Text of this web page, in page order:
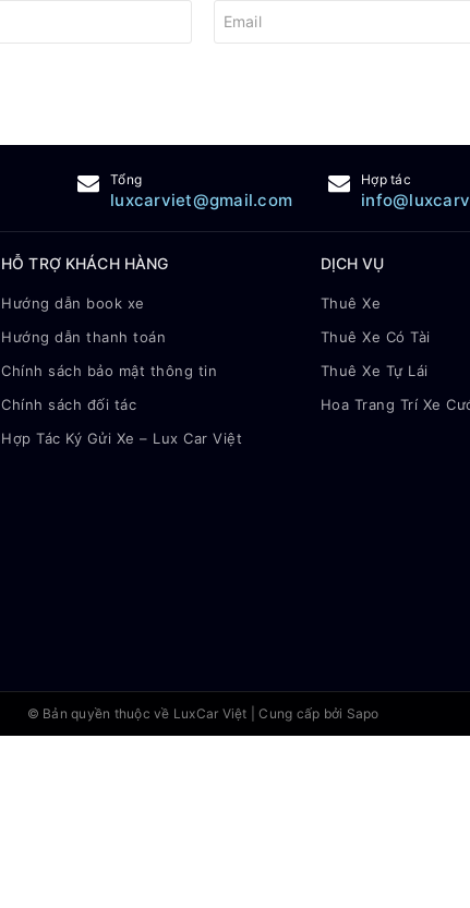
Tổng
luxcarviet@gmail.com
Hợp tác
HỖ TRỢ KHÁCH HÀNG
Hướng dẫn book xe
Hướng dẫn thanh toán
Chính sách bảo mật thông tin
Chính sách đối tác
Hợp Tác Ký Gửi Xe – Lux Car Việt
DỊCH VỤ
Thuê Xe
Thuê Xe Có Tài
Thuê Xe Tự Lái
Hoa Trang Trí Xe
© Bản quyền thuộc về LuxCar Việt Cung cấp bởi Sapo